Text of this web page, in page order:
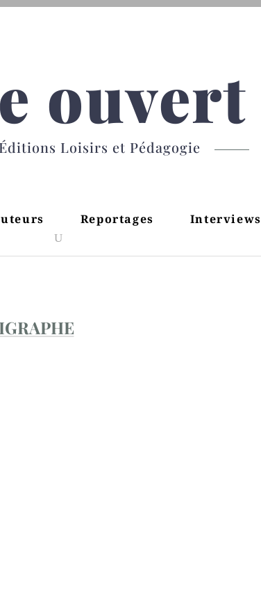
ouvert
Loisirs et Pédagogie
Reportages Interviews